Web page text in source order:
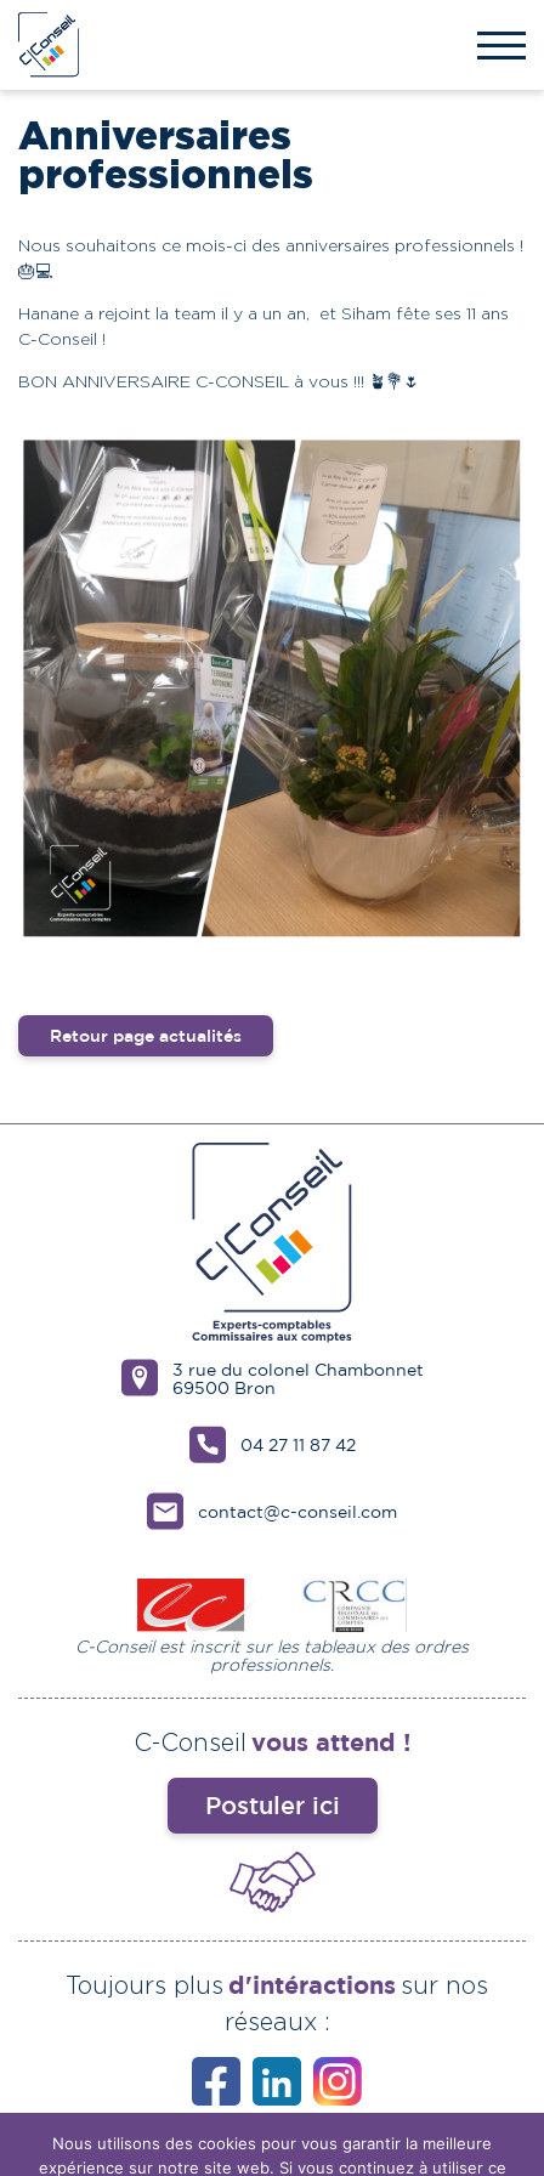
Anniversaires
professionnels
Nous souhaitons ce mois-ci des anniversaires professionnels !
🎂💻
Hanane a rejoint la team il y a un an, et Siham fête ses 11 ans
C-Conseil !
BON ANNIVERSAIRE C-CONSEIL à vous !!! 🪴💐🌷
Retour page actualités
3 rue du colonel Chambonnet
69500 Bron
04 27 11 87 42
contact@c-conseil.com
C-Conseil est inscrit sur les tableaux des ordres
professionnels.
C-Conseil vous attend !
Postuler ici
Toujours plus d'intéractions sur nos
réseaux :
Nous utilisons des cookies pour vous garantir la meilleure
expérience sur notre site web. Si vous continuez à utiliser ce